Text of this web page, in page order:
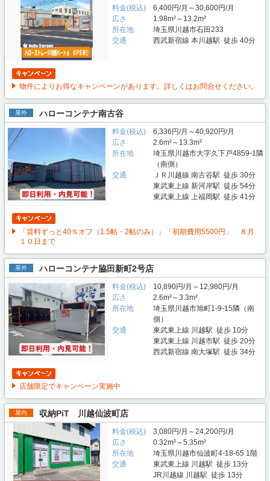
料金(税込)
6,400円/月～30,600円/月
広さ
1.98m²～13.2m²
所在地
埼玉県川越市石田233
交通
西武新宿線 本川越駅 徒歩 40分
物件によりお得なキャンペーンがあります。詳しくはお問合せください。
屋外 ハローコンテナ南古谷
料金(税込)
6,336円/月～40,920円/月
広さ
2.6m²～13.3m²
所在地
埼玉県川越市大字久下戸4859-1隣
（南側）
交通
ＪＲ川越線 南古谷駅 徒歩 30分
東武東上線 新河岸駅 徒歩 54分
東武東上線 上福岡駅 徒歩 41分
「賃料ずっと40％オフ（1.5帖・2帖のみ）」「初期費用5500円」 ８月
１０日まで
屋外 ハローコンテナ脇田新町2号店
料金(税込)
10,890円/月～12,980円/月
広さ
2.6m²～3.3m²
所在地
埼玉県川越市旭町1-9-15隣（南
側）
交通
東武東上線 川越駅 徒歩 10分
東武東上線 川越市駅 徒歩 20分
西武新宿線 南大塚駅 徒歩 34分
店舗限定でキャンペーン実施中
屋内 収納PiT 川越仙波町店
料金(税込)
3,080円/月～24,200円/月
広さ
0.32m²～5.35m²
所在地
埼玉県川越市仙波町4-18-65 1階
交通
東武東上線 川越駅 徒歩 13分
JR川越線 川越駅 徒歩 13分